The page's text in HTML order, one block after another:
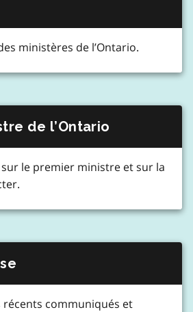
ministères de l’Ontario.
de l’Ontario
le premier ministre et sur la
récents communiqués et